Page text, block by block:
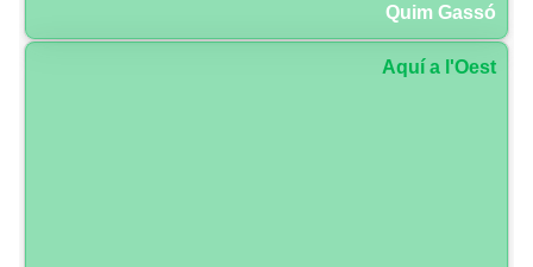
Quim Gassó
Aquí a l'Oest